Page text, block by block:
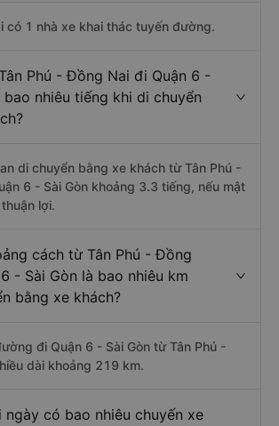
có 1 nhà xe khai thác tuyến đường.
Phú - Đồng Nai đi Quận 6 -
bao nhiêu tiếng khi di chuyển
di chuyển bằng xe khách từ Tân Phú -
6 - Sài Gòn khoảng 3.3 tiếng, nếu mật
lợi.
cách từ Tân Phú - Đồng
- Sài Gòn là bao nhiêu km
bằng xe khách?
đi Quận 6 - Sài Gòn từ Tân Phú -
dài khoảng 219 km.
ngày có bao nhiêu chuyến xe